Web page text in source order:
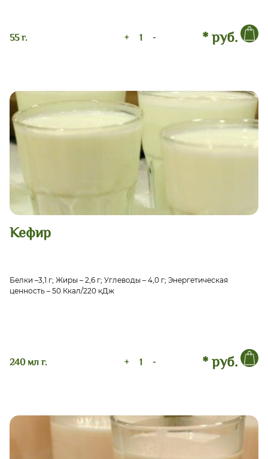
55 г. + - * руб.
Кефир
Белки –3,1 г; Жиры – 2,6 г; Углеводы – 4,0 г; Энергетическая
ценность – 50 Ккал/220 кДж
240 мл г. + - * руб.